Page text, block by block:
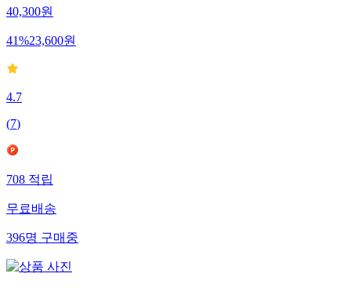
40,300원
41%23,600원
4.7
(7)
708적립
무료배송
396명구매중